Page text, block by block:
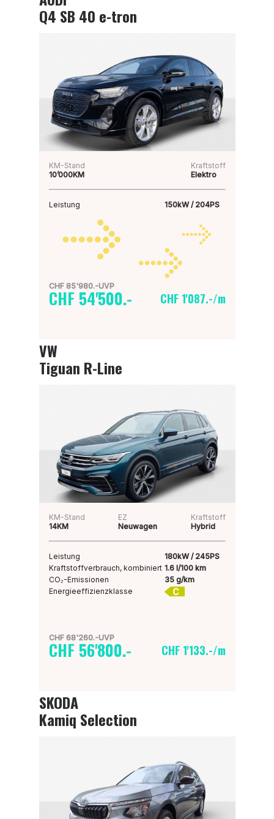
Q4 SB 40 e-tron
KM-Stand
10’000KM
Kraftstoff
Elektro
Leistung 150kW / 204PS
CHF 85'980.-UVP
CHF 54'500.- CHF 1'087.-/m
VW
Tiguan R-Line
KM-Stand
14KM
EZ
Neuwagen
Kraftstoff
Hybrid
Leistung
180kW / 245PS
Kraftstoffverbrauch, kombiniert 1.6 l/100 km
CO₂-Emissionen
35 g/km
Energieeffizienzklasse
C
CHF 68'260.-UVP
CHF 56'800.- CHF 1'133.-/m
SKODA
Kamiq Selection